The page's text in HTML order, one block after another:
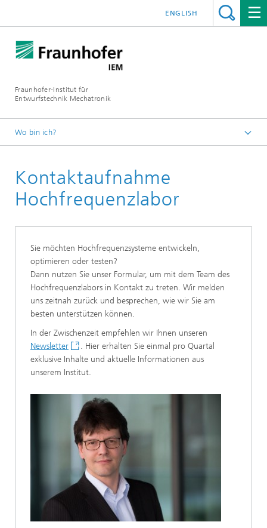
Fraunhofer-Institut für
Entwurfstechnik Mechatronik
ENGLISH
Wo bin ich?
Über uns
Labore und Prüfeinrichtungen
Hochfrequenzlabor
Kontaktaufnahme
Hochfrequenzlabor
Sie möchten Hochfrequenzsysteme entwickeln,
optimieren oder testen?
Dann nutzen Sie unser Formular, um mit dem Team des
Hochfrequenzlabors in Kontakt zu treten. Wir melden
uns zeitnah zurück und besprechen, wie wir Sie am
besten unterstützen können.
In der Zwischenzeit empfehlen wir Ihnen unseren
Newsletter
. Hier erhalten Sie einmal pro Quartal
exklusive Inhalte und aktuelle Informationen aus
unserem Institut.